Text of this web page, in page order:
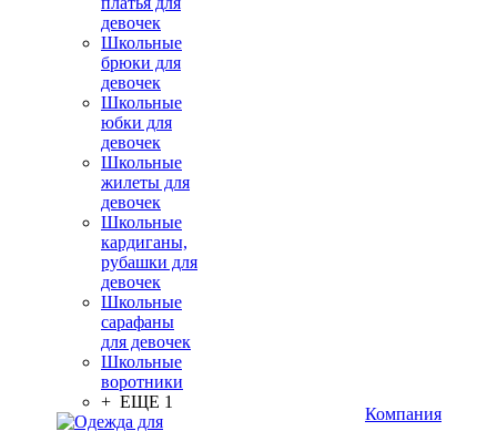
девочек
Школьные
брюки для
девочек
Школьные
юбки для
девочек
Школьные
жилеты для
девочек
Школьные
кардиганы,
рубашки для
девочек
Школьные
сарафаны
для девочек
Школьные
воротники
+ ЕЩЕ 1
Компания